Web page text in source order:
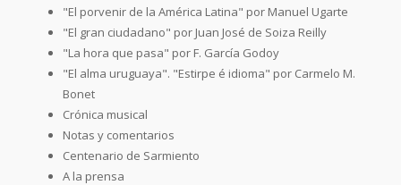
"El porvenir de la América Latina" por Manuel Ugarte
"El gran ciudadano" por Juan José de Soiza Reilly
"La hora que pasa" por F. García Godoy
"El alma uruguaya". "Estirpe é idioma" por Carmelo M.
Bonet
Crónica musical
Notas y comentarios
Centenario de Sarmiento
A la prensa